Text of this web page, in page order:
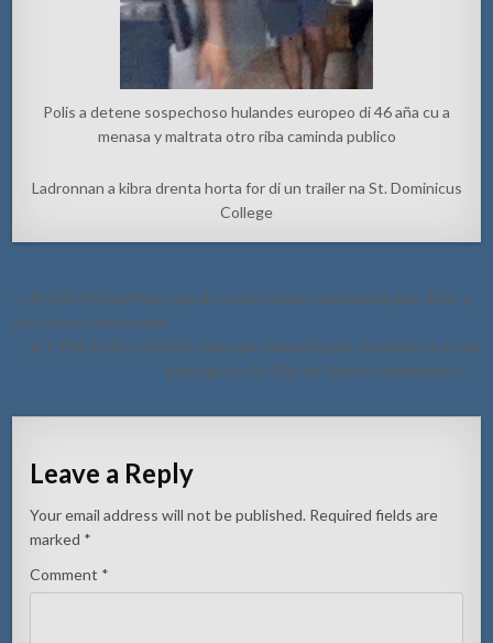
Polis a detene sospechoso hulandes europeo di 46 aña cu a
menasa y maltrata otro riba caminda publico
Ladronnan a kibra drenta horta for di un trailer na St. Dominicus
College
Post
navigation
← [VIDEO] Chauffeur a perde control baha caminda dal palo di lus y
cura di cas anto kentel
JET-TNCA FBO ARUBA, opera pa Aruba Airport Authority a uni na
prestigioso Air Elite by World Fuel Network →
Leave a Reply
Your email address will not be published. Required fields are
marked *
Comment *